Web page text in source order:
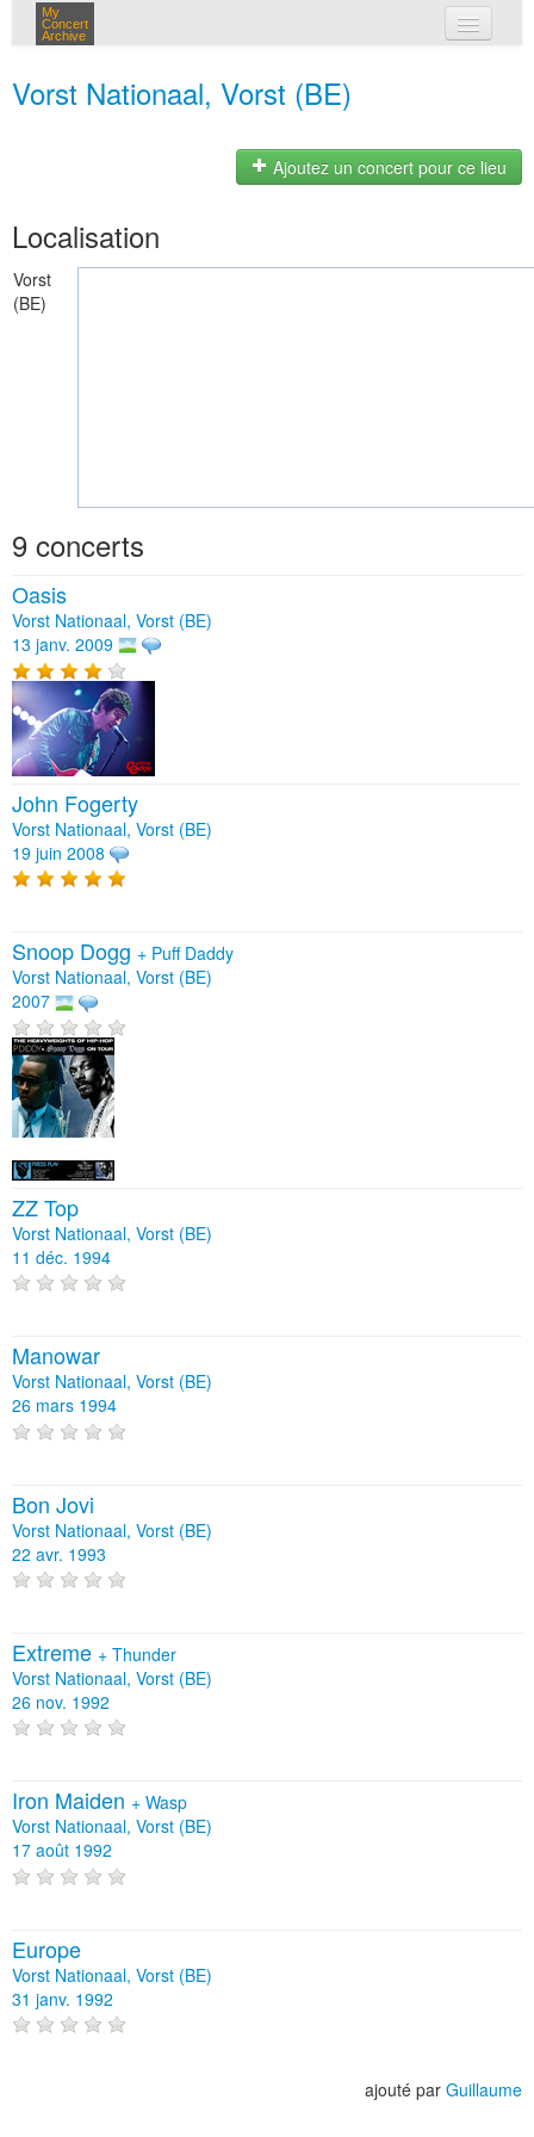
My
Concert
Archive
Vorst Nationaal, Vorst (BE)
Ajoutez un concert pour ce lieu
Localisation
Vorst
(BE)
9 concerts
Oasis
Vorst Nationaal, Vorst (BE)
13 janv. 2009
John Fogerty
Vorst Nationaal, Vorst (BE)
19 juin 2008
Snoop Dogg + Puff Daddy
Vorst Nationaal, Vorst (BE)
2007
ZZ Top
Vorst Nationaal, Vorst (BE)
11 déc. 1994
Manowar
Vorst Nationaal, Vorst (BE)
26 mars 1994
Bon Jovi
Vorst Nationaal, Vorst (BE)
22 avr. 1993
Extreme + Thunder
Vorst Nationaal, Vorst (BE)
26 nov. 1992
Iron Maiden + Wasp
Vorst Nationaal, Vorst (BE)
17 août 1992
Europe
Vorst Nationaal, Vorst (BE)
31 janv. 1992
ajouté par Guillaume